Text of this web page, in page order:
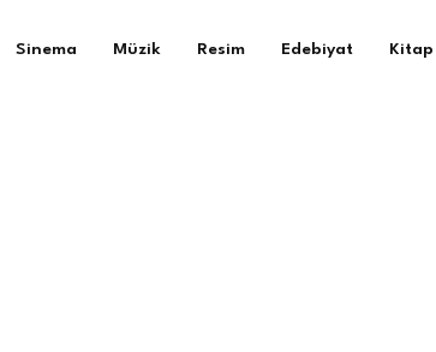
Sinema Müzik Resim Edebiyat Kitap